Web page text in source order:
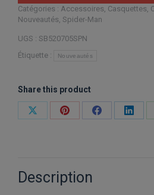
Catégories : Accessoires Casquettes
Nouveautés Spider-Man
UGS : SB520705SPN
Étiquette :
Nouveautés
Share this product
PartagerPartagerPartager
Description